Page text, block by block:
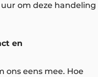
om deze handeling
en
ons eens mee. Hoe